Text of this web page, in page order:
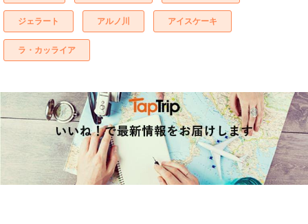
ジェラート アルノ川 アイスケーキ
ラ・カッライア